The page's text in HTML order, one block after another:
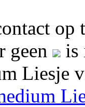
geen
is
Liesje